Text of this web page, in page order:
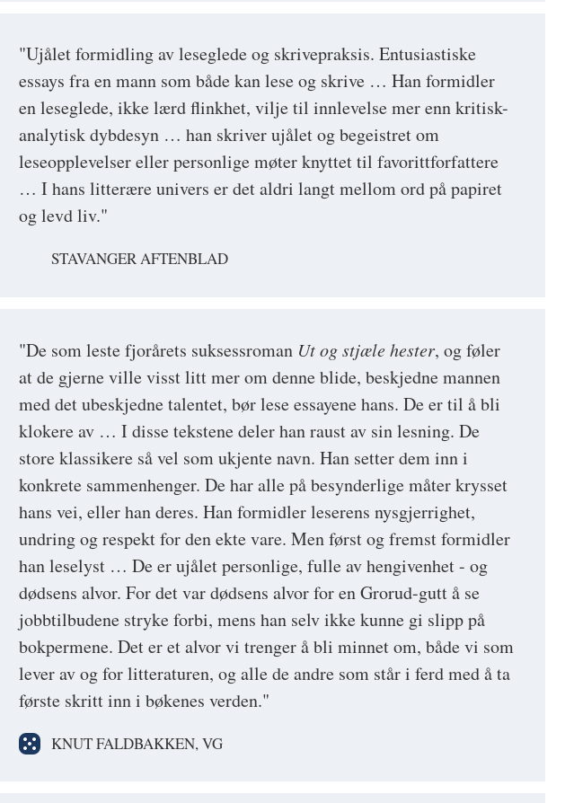
"Ujålet formidling av leseglede og skrivepraksis. Entusiastiske
essays fra en mann som både kan lese og skrive … Han formidler
en leseglede, ikke lærd flinkhet, vilje til innlevelse mer enn kritisk-
analytisk dybdesyn … han skriver ujålet og begeistret om
leseopplevelser eller personlige møter knyttet til favorittforfattere
… I hans litterære univers er det aldri langt mellom ord på papiret
og levd liv."
STAVANGER AFTENBLAD
"De som leste fjorårets suksessroman Ut og stjæle hester, og føler
at de gjerne ville visst litt mer om denne blide, beskjedne mannen
med det ubeskjedne talentet, bør lese essayene hans. De er til å bli
klokere av … I disse tekstene deler han raust av sin lesning. De
store klassikere så vel som ukjente navn. Han setter dem inn i
konkrete sammenhenger. De har alle på besynderlige måter krysset
hans vei, eller han deres. Han formidler leserens nysgjerrighet,
undring og respekt for den ekte vare. Men først og fremst formidler
han leselyst … De er ujålet personlige, fulle av hengivenhet - og
dødsens alvor. For det var dødsens alvor for en Grorud-gutt å se
jobbtilbudene stryke forbi, mens han selv ikke kunne gi slipp på
bokpermene. Det er et alvor vi trenger å bli minnet om, både vi som
lever av og for litteraturen, og alle de andre som står i ferd med å ta
første skritt inn i bøkenes verden."
KNUT FALDBAKKEN, VG